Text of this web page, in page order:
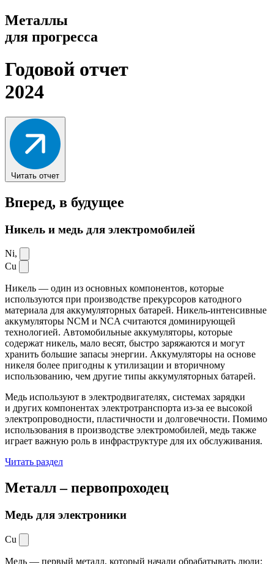
Металлы
для прогресса
Годовой отчет
2024
Читать отчет
Вперед, в будущее
Никель и медь для электромобилей
Ni,
Cu
Никель — один из основных компонентов, которые
используются при производстве прекурсоров катодного
материала для аккумуляторных батарей. Никель-интенсивные
аккумуляторы NCM и NCA считаются доминирующей
технологией. Автомобильные аккумуляторы, которые
содержат никель, мало весят, быстро заряжаются и могут
хранить большие запасы энергии. Аккумуляторы на основе
никеля более пригодны к утилизации и вторичному
использованию, чем другие типы аккумуляторных батарей.
Медь используют в электродвигателях, системах зарядки
и других компонентах электротранспорта из-за ее высокой
электропроводности, пластичности и долговечности. Помимо
использования в производстве электромобилей, медь также
играет важную роль в инфраструктуре для их обслуживания.
Читать раздел
Металл –первопроходец
Медь для электроники
Cu
Медь — первый металл, который начали обрабатывать люди: